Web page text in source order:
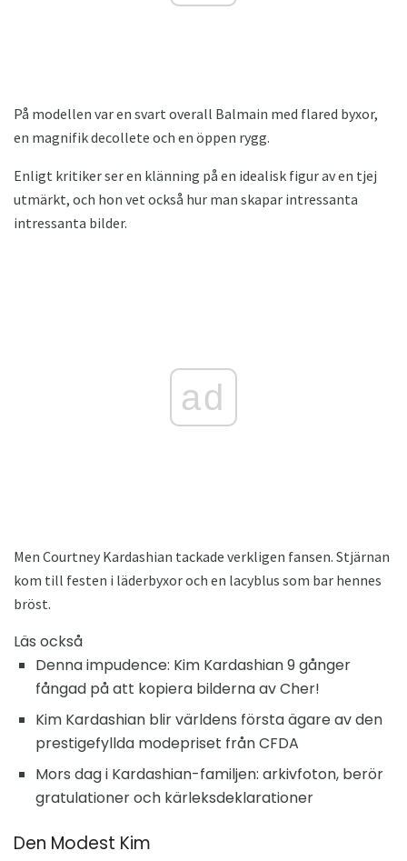
På modellen var en svart overall Balmain med flared byxor,
en magnifik decollete och en öppen rygg.
Enligt kritiker ser en klänning på en idealisk figur av en tjej
utmärkt, och hon vet också hur man skapar intressanta
intressanta bilder.
ad
Men Courtney Kardashian tackade verkligen fansen. Stjärnan
kom till festen i läderbyxor och en lacyblus som bar hennes
bröst.
Läs också
Denna impudence: Kim Kardashian 9 gånger
fångad på att kopiera bilderna av Cher!
Kim Kardashian blir världens första ägare av den
prestigefyllda modepriset från CFDA
Mors dag i Kardashian-familjen: arkivfoton, berör
gratulationer och kärleksdeklarationer
Den Modest Kim